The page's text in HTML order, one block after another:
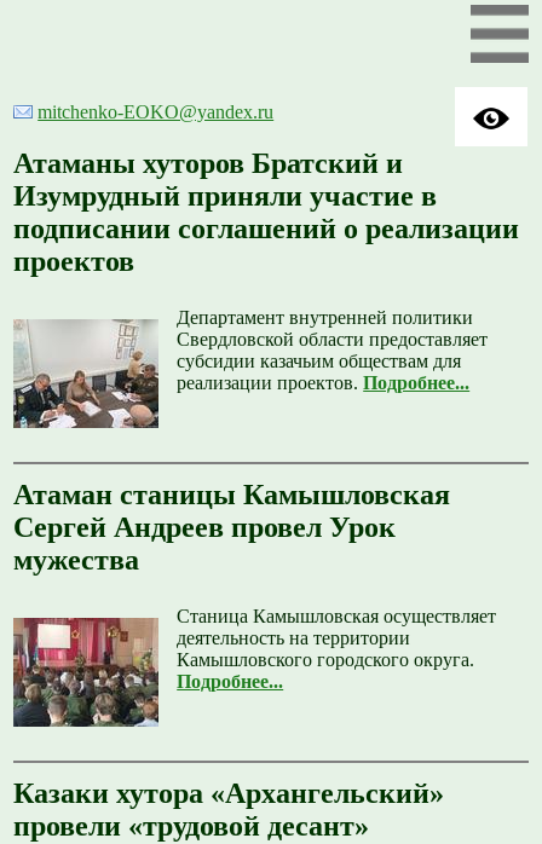
mitchenko-EOKO@yandex.ru
Атаманы хуторов Братский и
Изумрудный приняли участие в
подписании соглашений о реализации
проектов
Департамент внутренней политики
Свердловской области предоставляет
субсидии казачьим обществам для
реализации проектов.Подробнее...
Атаман станицы Камышловская
Сергей Андреев провел Урок
мужества
Станица Камышловская осуществляет
деятельность на территории
Камышловского городского округа.
Подробнее...
Казаки хутора «Архангельский»
провели «трудовой десант»